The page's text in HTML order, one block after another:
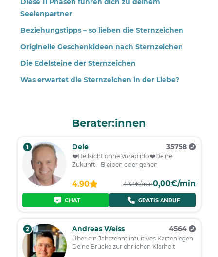
Diese 11 Phasen führen dich zu deinem
Seelenpartner
Beziehungstipps – so lieben die Sternzeichen
Originelle Geschenkideen nach Sternzeichen
Die Edelsteine der Sternzeichen
Was erwartet die Sternzeichen in der Liebe?
Berater:innen
1 Dele 35758
❤️️Hellsicht ohne Vorabinfo❤️️Deine
Zukunft - Bleiben oder gehen
4.90 3,33€/min0,00€/min
CHAT GRATIS ANRUF
2 Andreas Weiss 4564
Über ein Jahrzehnt intuitives Kartenlegen:
Deine Brücke zur ehrlichen Klarheit